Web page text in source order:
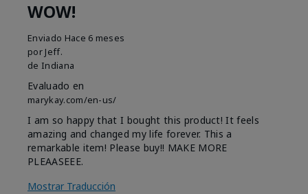
WOW!
Enviado Hace 6 meses
por Jeff.
de Indiana
Evaluado en
marykay.com/en-us/
I am so happy that I bought this product! It feels
amazing and changed my life forever. This a
remarkable item! Please buy!! MAKE MORE
PLEAASEEE.
Mostrar Traducción